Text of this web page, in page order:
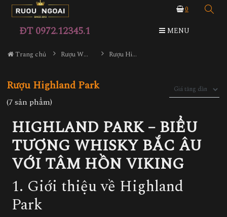
0
ĐT 0972.12345.1 MENU
Trang chủ Rượu Whisky Rượu Highland Park
Rượu Highland Park
(7 sản phẩm)
HIGHLAND PARK – BIỂU
TƯỢNG WHISKY BẮC ÂU
VỚI TÂM HỒN VIKING
1. Giới thiệu về Highland
Park